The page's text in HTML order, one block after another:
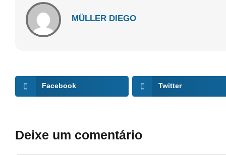
MÜLLER DIEGO
Facebook Twitter
Deixe um comentário